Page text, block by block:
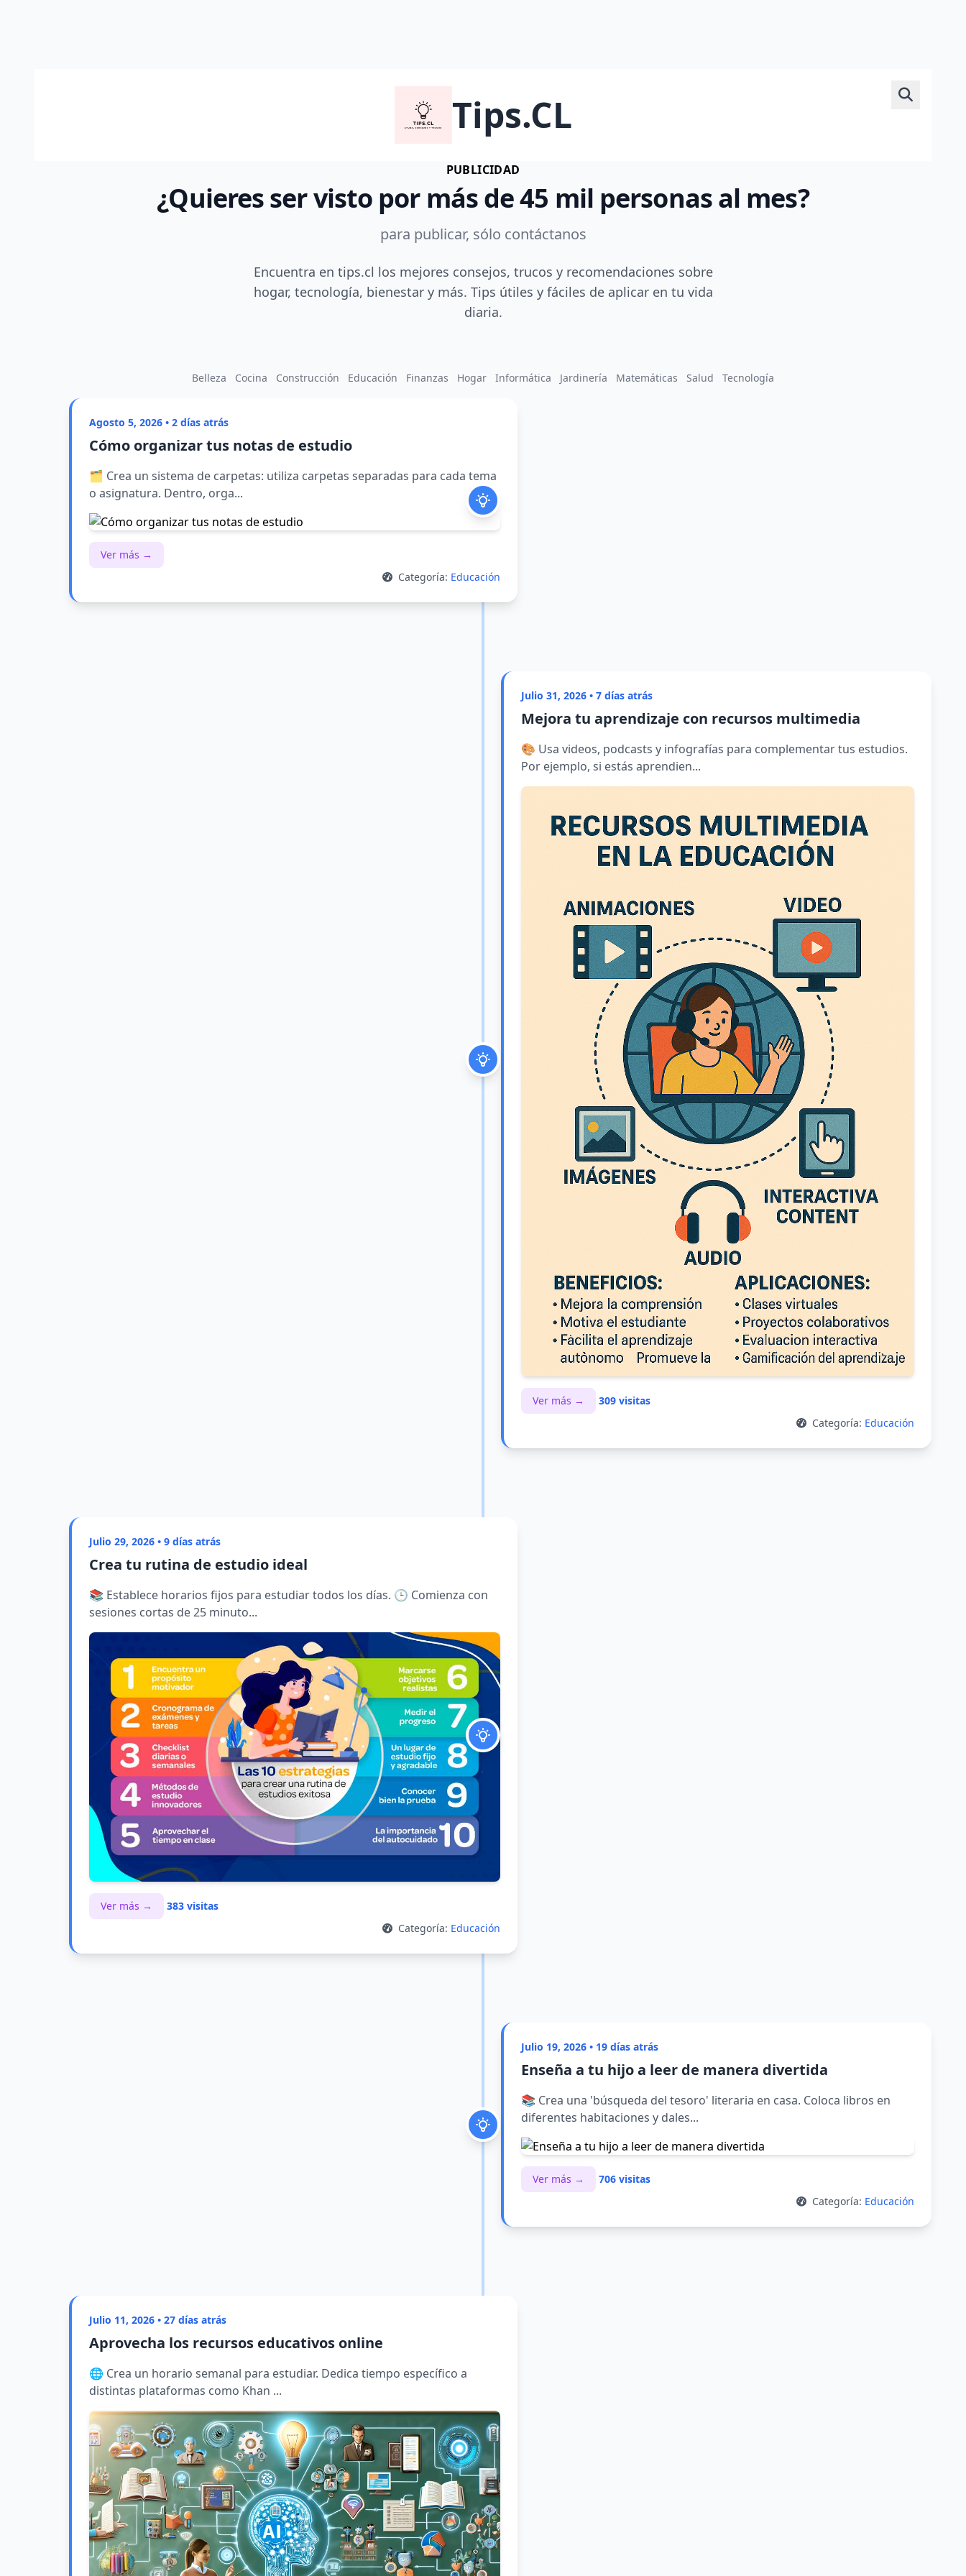
Tips.CL
PUBLICIDAD
¿Quieres ser visto por más de 45 mil personas al mes?
para publicar, sólo contáctanos
Encuentra en tips.cl los mejores consejos, trucos y recomendaciones sobre
hogar, tecnología, bienestar y más. Tips útiles y fáciles de aplicar en tu vida
diaria.
Belleza Cocina Construcción Educación Finanzas Hogar Informática Jardinería Matemáticas Salud Tecnología
Agosto 5, 2026 • 2 días atrás
Cómo organizar tus notas de estudio
🗂️ Crea un sistema de carpetas: utiliza carpetas separadas para cada tema
o asignatura. Dentro, orga...
Ver más →
Categoría: Educación
Julio 31, 2026 • 7 días atrás
Mejora tu aprendizaje con recursos multimedia
🎨 Usa videos, podcasts y infografías para complementar tus estudios.
Por ejemplo, si estás aprendien...
Ver más →
309 visitas
Categoría: Educación
Julio 29, 2026 • 9 días atrás
Crea tu rutina de estudio ideal
📚 Establece horarios fijos para estudiar todos los días. 🕒 Comienza con
sesiones cortas de 25 minuto...
Ver más →
383 visitas
Categoría: Educación
Julio 19, 2026 • 19 días atrás
Enseña a tu hijo a leer de manera divertida
📚 Crea una 'búsqueda del tesoro' literaria en casa. Coloca libros en
diferentes habitaciones y dales...
Ver más →
706 visitas
Categoría: Educación
Julio 11, 2026 • 27 días atrás
Aprovecha los recursos educativos online
🌐 Crea un horario semanal para estudiar. Dedica tiempo específico a
distintas plataformas como Khan ...